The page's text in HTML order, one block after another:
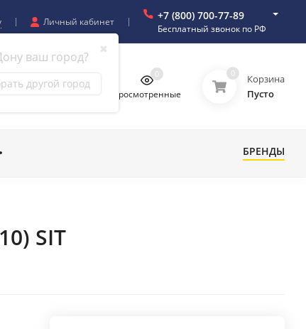
✖
ваш город?
другой город
Личный кабинет +7 (800) 700-77-89
Бесплатный звонок по РФ
Просмотренные
0 0
Корзина
Пусто
БРЕНДЫ
SIT